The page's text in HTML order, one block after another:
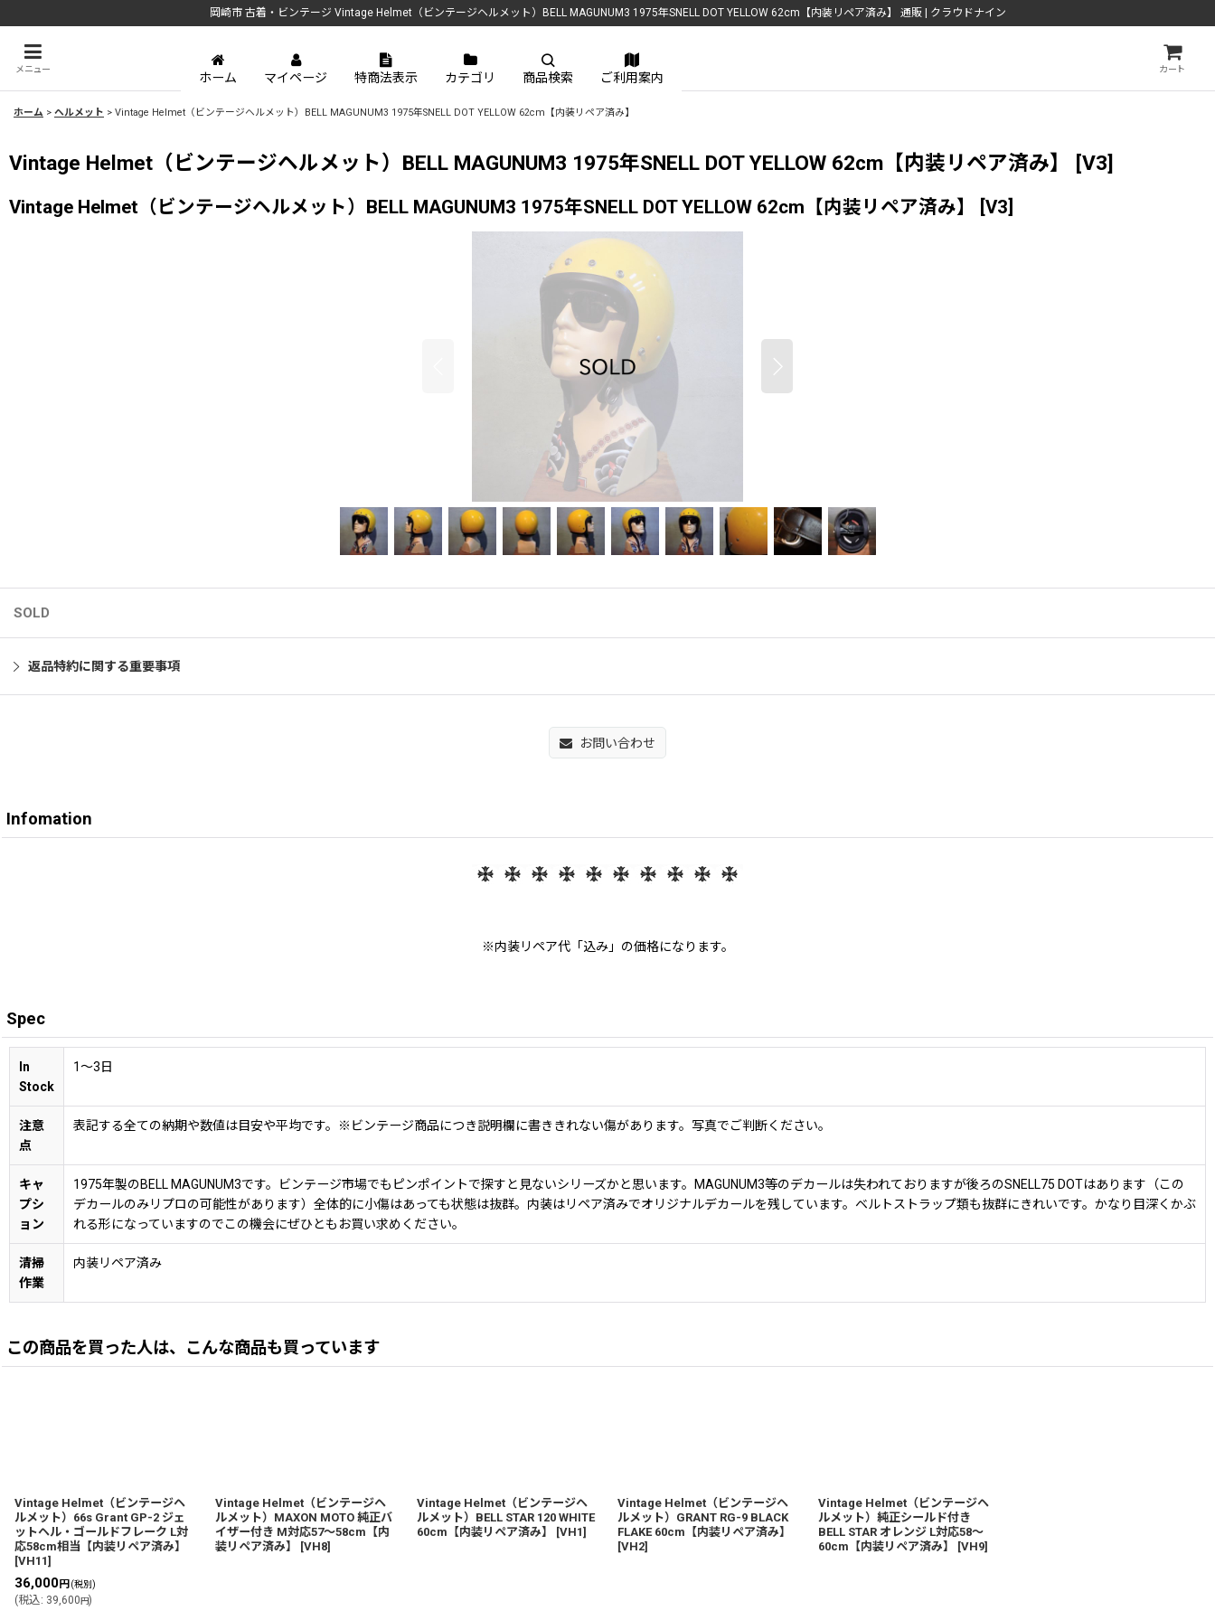
岡崎市 古着・ビンテージ Vintage Helmet（ビンテージヘルメット）BELL MAGUNUM3 1975年SNELL DOT YELLOW 62cm【内装リペア済み】 通販 | クラウドナイン
メニュー カート
ホーム マイページ 特商法表示 カテゴリ 商品検索 ご利用案内
ホーム > ヘルメット > Vintage Helmet（ビンテージヘルメット）BELL MAGUNUM3 1975年SNELL DOT YELLOW 62cm【内装リペア済み】
Vintage Helmet（ビンテージヘルメット）BELL MAGUNUM3 1975年SNELL DOT YELLOW 62cm【内装リペア済み】 [V3]
Vintage Helmet（ビンテージヘルメット）BELL MAGUNUM3 1975年SNELL DOT YELLOW 62cm【内装リペア済み】 [V3]
SOLD
返品特約に関する重要事項
お問い合わせ
Infomation
※内装リペア代「込み」の価格になります。
Spec
In
Stock
1〜3日
注意
点
表記する全ての納期や数値は目安や平均です。※ビンテージ商品につき説明欄に書ききれない傷があります。写真でご判断ください。
キャ
プシ
ョン
1975年製のBELL MAGUNUM3です。ビンテージ市場でもピンポイントで探すと見ないシリーズかと思います。MAGUNUM3等のデカールは失われておりますが後ろのSNELL75 DOTはあります（この
デカールのみリプロの可能性があります）全体的に小傷はあっても状態は抜群。内装はリペア済みでオリジナルデカールを残しています。ベルトストラップ類も抜群にきれいです。かなり目深くかぶ
れる形になっていますのでこの機会にぜひともお買い求めください。
清掃
作業
内装リペア済み
この商品を買った人は、こんな商品も買っています
Vintage Helmet（ビンテージヘ
ルメット）66s Grant GP-2 ジェ
ットヘル・ゴールドフレーク L対
応58cm相当【内装リペア済み】
[VH11]
36,000円 (税別)
(税込: 39,600円)
Vintage Helmet（ビンテージヘ
ルメット）MAXON MOTO 純正バ
イザー付き M対応57〜58cm【内
装リペア済み】
[VH8]
Vintage Helmet（ビンテージヘ
ルメット）BELL STAR 120 WHITE
60cm【内装リペア済み】
[VH1]
Vintage Helmet（ビンテージヘ
ルメット）GRANT RG-9 BLACK
FLAKE 60cm【内装リペア済み】
[VH2]
Vintage Helmet（ビンテージヘ
ルメット）純正シールド付き
BELL STAR オレンジ L対応58〜
60cm【内装リペア済み】
[VH9]